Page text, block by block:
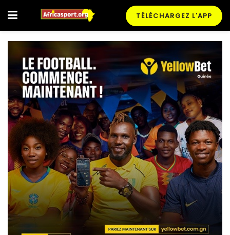
TÉLÉCHARGEZ L'APP